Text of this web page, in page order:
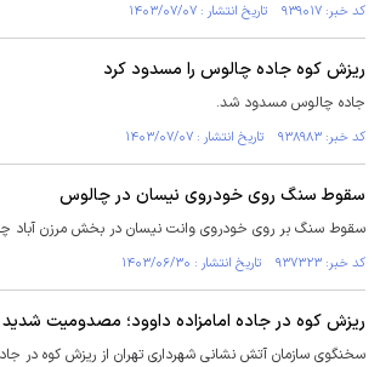
کد خبر: ۹۳۹۰۱۷ تاریخ انتشار : ۱۴۰۳/۰۷/۰۷
ریزش کوه جاده چالوس را مسدود کرد
جاده چالوس مسدود شد.
کد خبر: ۹۳۸۹۸۳ تاریخ انتشار : ۱۴۰۳/۰۷/۰۷
سقوط سنگ روی خودروی نیسان در چالوس
سقوط سنگ بر روی خودروی وانت نیسان در بخش مرزن آباد
کد خبر: ۹۳۷۳۲۳ تاریخ انتشار : ۱۴۰۳/۰۶/۳۰
ریزش کوه در جاده امامزاده داوود؛ مصدومیت شدید ۳ نفر+ عکس
سخنگوی سازمان آتش نشانی شهرداری تهران از ریزش کوه در